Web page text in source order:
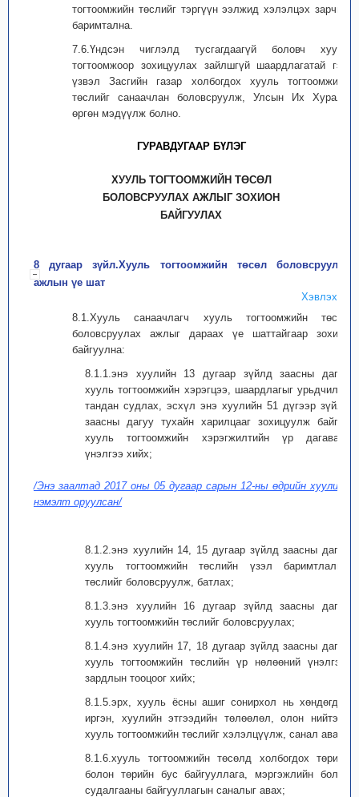
тогтоомжийн төслийг тэргүүн ээлжид хэлэлцэх зарчим
баримтална.
7.6.Үндсэн чиглэлд тусгагдаагүй боловч хууль
тогтоомжоор зохицуулах зайлшгүй шаардлагатай гэж
үзвэл Засгийн газар холбогдох хууль тогтоомжийн
төслийг санаачлан боловсруулж, Улсын Их Хуралд
өргөн мэдүүлж болно.
ГУРАВДУГААР БҮЛЭГ
ХУУЛЬ ТОГТООМЖИЙН ТӨСӨЛ
БОЛОВСРУУЛАХ АЖЛЫГ ЗОХИОН
БАЙГУУЛАХ
8 дугаар зүйл.Хууль тогтоомжийн төсөл боловсруулах
ажлын үе шат
Хэвлэх
8.1.Хууль санаачлагч хууль тогтоомжийн төсөл
боловсруулах ажлыг дараах үе шаттайгаар зохион
байгуулна:
8.1.1.энэ хуулийн 13 дугаар зүйлд заасны дагуу
хууль тогтоомжийн хэрэгцээ, шаардлагыг урьдчилан
тандан судлах, эсхүл энэ хуулийн 51 дүгээр зүйлд
заасны дагуу тухайн харилцааг зохицуулж байгаа
хууль тогтоомжийн хэрэгжилтийн үр дагаварт
үнэлгээ хийх;
/Энэ заалтад 2017 оны 05 дугаар сарын 12-ны өдрийн хуулиар
нэмэлт оруулсан/
8.1.2.энэ хуулийн 14, 15 дугаар зүйлд заасны дагуу
хууль тогтоомжийн төслийн үзэл баримтлалын
төслийг боловсруулж, батлах;
8.1.3.энэ хуулийн 16 дугаар зүйлд заасны дагуу
хууль тогтоомжийн төслийг боловсруулах;
8.1.4.энэ хуулийн 17, 18 дугаар зүйлд заасны дагуу
хууль тогтоомжийн төслийн үр нөлөөний үнэлгээ,
зардлын тооцоог хийх;
8.1.5.эрх, хууль ёсны ашиг сонирхол нь хөндөгдөх
иргэн, хуулийн этгээдийн төлөөлөл, олон нийтээр
хууль тогтоомжийн төслийг хэлэлцүүлж, санал авах;
8.1.6.хууль тогтоомжийн төсөлд холбогдох төрийн
болон төрийн бус байгууллага, мэргэжлийн болон
судалгааны байгууллагын саналыг авах;